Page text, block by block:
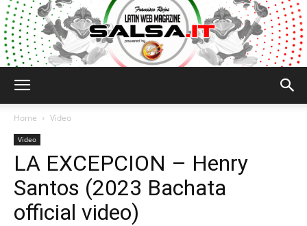
Home Video
Video
LA EXCEPCION – Henry
Santos (2023 Bachata
official video)